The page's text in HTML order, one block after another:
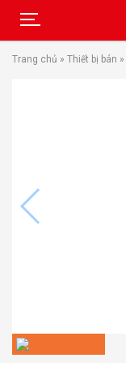
Trang chủ » Thiết bị bán »